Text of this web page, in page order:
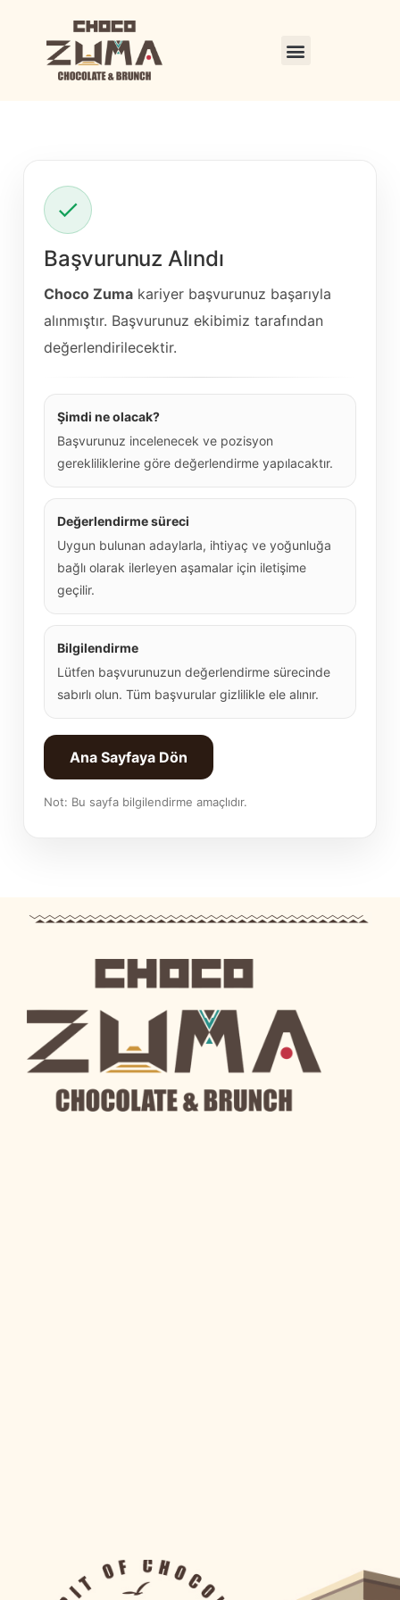
Başvurunuz Alındı
Choco Zuma kariyer başvurunuz başarıyla
alınmıştır. Başvurunuz ekibimiz tarafından
değerlendirilecektir.
Şimdi ne olacak?
Başvurunuz incelenecek ve pozisyon
gerekliliklerine göre değerlendirme yapılacaktır.
Değerlendirme süreci
Uygun bulunan adaylarla, ihtiyaç ve yoğunluğa
bağlı olarak ilerleyen aşamalar için iletişime
geçilir.
Bilgilendirme
Lütfen başvurunuzun değerlendirme sürecinde
sabırlı olun. Tüm başvurular gizlilikle ele alınır.
Ana Sayfaya Dön
Not: Bu sayfa bilgilendirme amaçlıdır.